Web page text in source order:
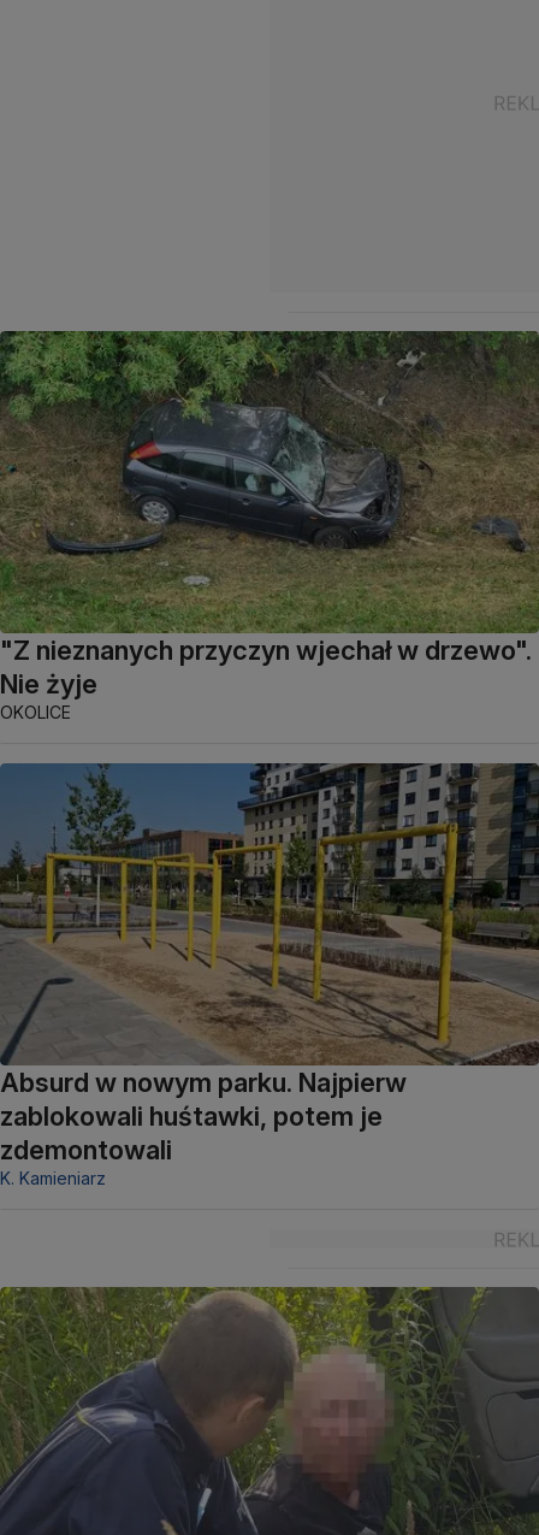
"Z nieznanych przyczyn wjechał w drzewo".
Nie żyje
OKOLICE
Absurd w nowym parku. Najpierw
zablokowali huśtawki, potem je
zdemontowali
K. Kamieniarz